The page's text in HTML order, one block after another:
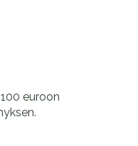
euroon